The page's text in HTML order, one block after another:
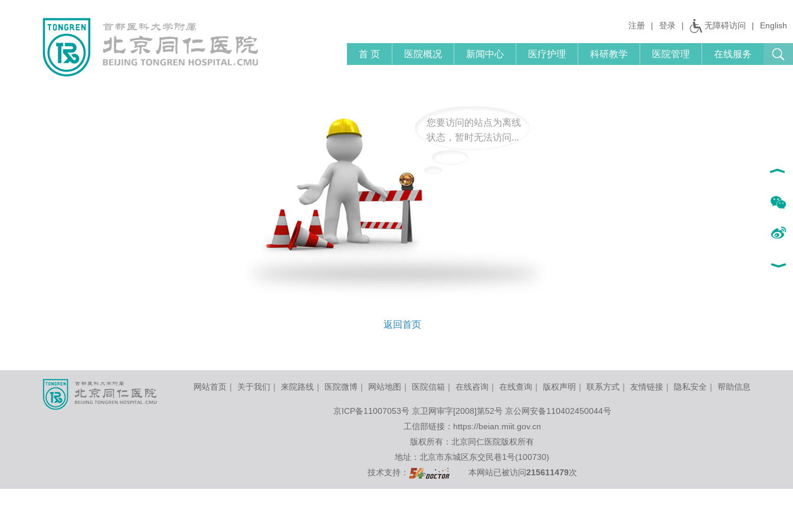
注册 | 登录 | 无障碍访问 | English
首 页 医院概况 新闻中心 医疗护理 科研教学 医院管理 在线服务
您要访问的站点为离线
状态，暂时无法访问...
返回首页
网站首页 ｜ 关于我们 ｜ 来院路线 ｜ 医院微博 ｜ 网站地图 ｜ 医院信箱 ｜ 在线咨询 ｜ 在线查询 ｜ 版权声明 ｜ 联系方式 ｜ 友情链接 ｜ 隐私安全 ｜ 帮助信息
京ICP备11007053号 京卫网审字[2008]第52号 京公网安备110402450044号
工信部链接： https://beian.miit.gov.cn
版权所有：北京同仁医院版权所有
地址：北京市东城区东交民巷1号(100730)
技术支持：
本网站已被访问215611479次